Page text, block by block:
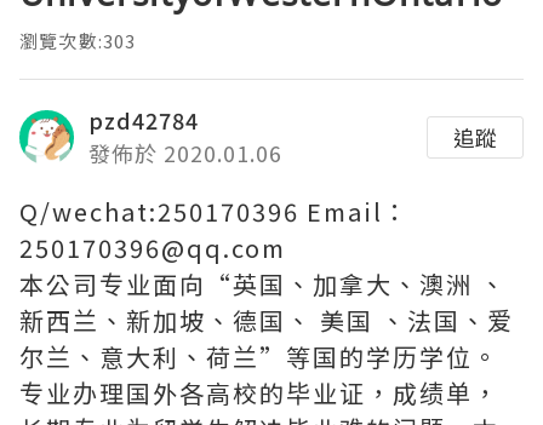
瀏覽次數:303
pzd42784
發佈於 2020.01.06
追蹤
Q/wechat:250170396 Email：
250170396@qq.com
本公司专业面向“英国、加拿大、澳洲 、
新西兰、新加坡、德国、 美国 、法国、爱
尔兰、意大利、荷兰”等国的学历学位。
专业办理国外各高校的毕业证，成绩单，